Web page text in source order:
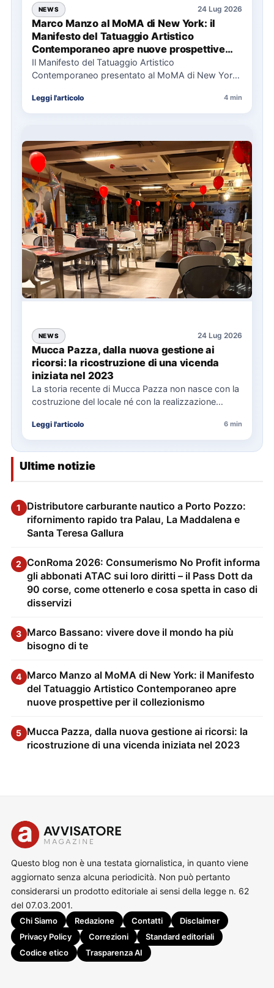
NEWS 24 Lug 2026
Marco Manzo al MoMA di New York: il
Manifesto del Tatuaggio Artistico
Contemporaneo apre nuove prospettive
per il collezionismo
Il Manifesto del Tatuaggio Artistico
Contemporaneo presentato al MoMA di New York
Leggi l'articolo 4 min
NEWS 24 Lug 2026
Mucca Pazza, dalla nuova gestione ai
ricorsi: la ricostruzione di una vicenda
iniziata nel 2023
La storia recente di Mucca Pazza non nasce con la
costruzione del locale né con la realizzazione
Leggi l'articolo 6 min
Ultime notizie
1
Distributore carburante nautico a Porto Pozzo:
rifornimento rapido tra Palau, La Maddalena e
Santa Teresa Gallura
2 ConRoma 2026: Consumerismo No Profit informa
gli abbonati ATAC sui loro diritti – il Pass Dott da
90 corse, come ottenerlo e cosa spetta in caso di
disservizi
3 Marco Bassano: vivere dove il mondo ha più
bisogno di te
4 Marco Manzo al MoMA di New York: il Manifesto
del Tatuaggio Artistico Contemporaneo apre
nuove prospettive per il collezionismo
5 Mucca Pazza, dalla nuova gestione ai ricorsi: la
ricostruzione di una vicenda iniziata nel 2023
Questo blog non è una testata giornalistica, in quanto viene
aggiornato senza alcuna periodicità. Non può pertanto
considerarsi un prodotto editoriale ai sensi della legge n. 62
del 07.03.2001.
Chi Siamo Redazione Contatti
Disclaimer
Privacy Policy
Correzioni
Standard editoriali
Codice etico
Trasparenza AI